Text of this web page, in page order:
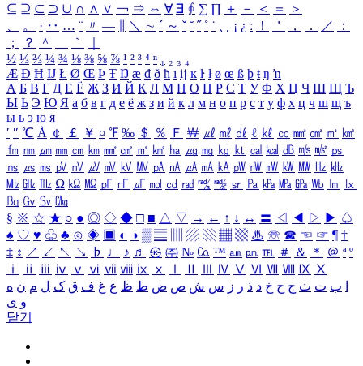
⊆ ⊇ ⊂ ⊃ ∪ ∩ ∧ ∨ ￢ ⇒ ⇔ ∀ ∃ ∮ ∑ ∏ ＋ － ＜ ＝
＞
、
。 · ‥ … ¨ 〃 ― ＼ ∼ ´ ～ ˇ ˘ ˝ ˚ ˙ ¸ ¡ ¿ ː ！ ＇ ， ． ／
：
；
？ ＾ ｀
½ ⅓ ⅔ ¼ ¾ ⅛ ⅜ ⅝ ⅞ ¹ ² ³ ⁴ ⁿ ₁ ₂ ₃ ₄
Æ Ð Ħ Ĳ Ł Ø Œ Þ Ŧ Ŋ æ đ ð ħ ı ĳ ĸ ŀ ł ø œ ß þ ŧ ŋ ŉ
А Б В Г Д Е Ё Ж З И Й К Л М Н О П Р С Т У Ф Х Ц Ч Ш Щ Ъ
Ы Ь Э Ю Я а б в г д е ё ж з и й к л м н о п р с т у ф х ц ч ш щ ъ
ы ь э ю я
′ ″ ℃ Å ￠ ￡ ￥ ¤ ℉ ‰ ＄ ％ Ｆ ￦ ㎕ ㎖ ㎗ ℓ ㎘ ㏄ ㎣ ㎤ ㎥ ㎦
㎙ ㎚ ㎛ ㎜ ㎝ ㎞ ㎟ ㎠ ㎡ ㎢ ㏊ ㎍ ㎎ ㎏ ㏏ ㎈ ㎉ ㏈ ㎧ ㎨ ㎰
㎱ ㎲ ㎳ ㎴ ㎵ ㎶ ㎷ ㎸ ㎹ ㎀ ㎁ ㎂ ㎃ ㎄ ㎺ ㎻ ㎽ ㎾ ㎿ ㎐ ㎑
㎒ ㎓ ㎔ Ω ㏀ ㏁ ㎊ ㎋ ㎌ ㏖ ㏅ ㎭ ㎮ ㎯ ㏛ ㎩ ㎪ ㎫ ㎬ ㏝ ㏐
㏓
㏃ ㏉ ㏜ ㏆
§ ※ ☆ ★ ○ ● ◎ ◇ ◆ □ ■ △ ▽ → ← ↑ ↓ ↔ 〓 ◁ ◀ ▷ ▶ ♤
♠ ♡ ♥ ♧ ♣ ⊙ ◈ ▣ ◐ ◑ ▒ ▤ ▨ ▧ ▦ ▩ ♨ ☏ ☎ ☜ ☞ ¶ †
‡ ↕ ↗ ↙ ↖ ↘ ♭ ♩ ♪ ♬ ㉿ ㈜ № ㏇ ™ ㏂ ㏘ ℡ ＃ ＆ ＊ ＠ ª º
ⅰ
ⅱ ⅲ ⅳ ⅴ ⅵ ⅶ ⅷ ⅸ ⅹ Ⅳ Ⅴ Ⅵ Ⅶ Ⅷ Ⅸ Ⅹ
ب ت ث ج ح خ د ذ ر ز س ش ص ض ط ظ ع غ ف ق ک ل م ن ه
و ی
닫기